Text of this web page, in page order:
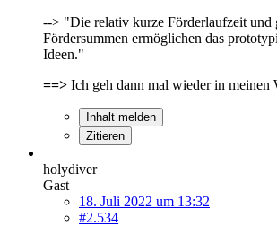
--> "Die relativ kurze Förderlaufzeit und
Fördersummen ermöglichen das
Ideen."
==> Ich geh dann mal wieder in meinen
Inhalt melden
Zitieren
holydiver
Gast
18. Juli 2022 um 13:32
#2.534